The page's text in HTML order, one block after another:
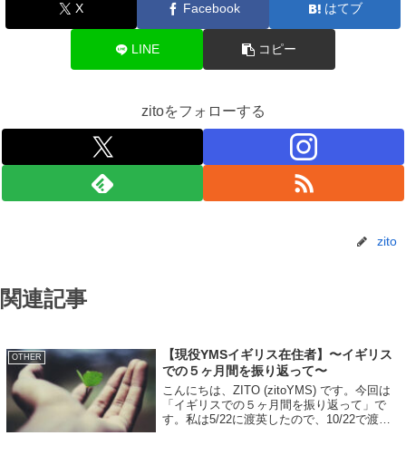
X Facebook はてブ
LINE コピー
zitoをフォローする
zito
関連記事
OTHER
【現役YMSイギリス在住者】〜イギリス
での５ヶ月間を振り返って〜
こんにちは、ZITO (zitoYMS) です。今回は
「イギリスでの５ヶ月間を振り返って」で
す。私は5/22に渡英したので、10/22で渡英